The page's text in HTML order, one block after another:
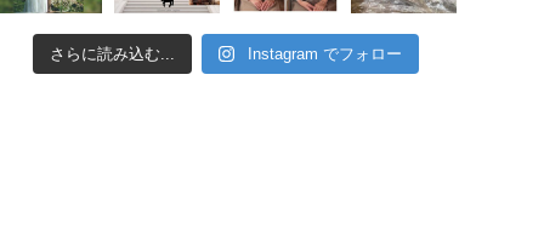
さらに読み込む... Instagram でフォロー